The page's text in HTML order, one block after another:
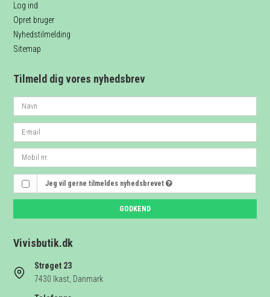
Log ind
Opret bruger
Nyhedstilmelding
Sitemap
Tilmeld dig vores nyhedsbrev
Jeg vil gerne tilmeldes nyhedsbrevet
GODKEND
Vivisbutik.dk
Strøget 23
7430 Ikast, Danmark